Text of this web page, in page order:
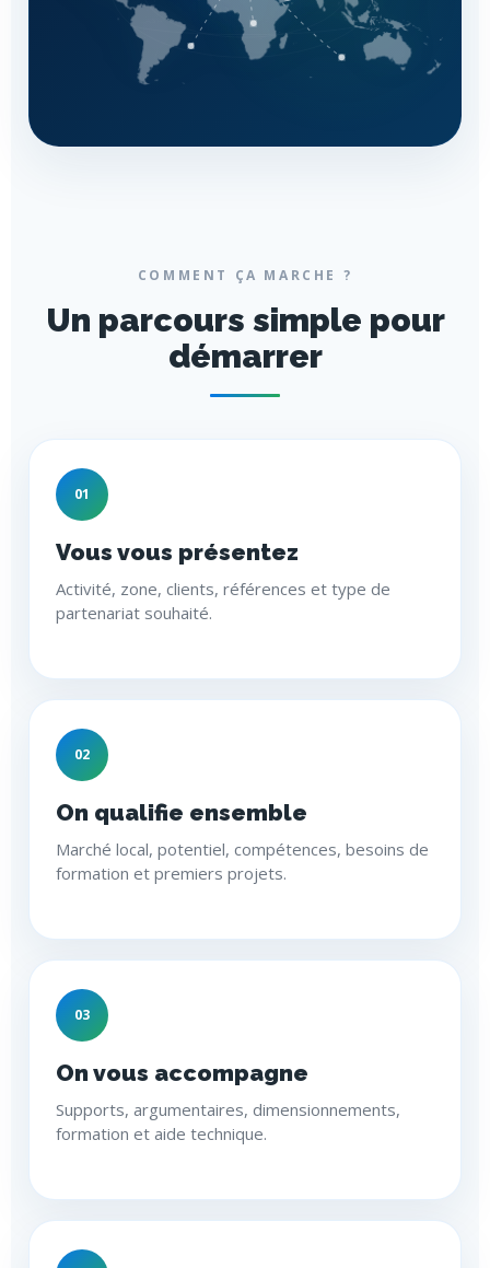
COMMENT ÇA MARCHE ?
Un parcours simple pour
démarrer
01
Vous vous présentez
Activité, zone, clients, références et type de
partenariat souhaité.
02
On qualifie ensemble
Marché local, potentiel, compétences, besoins de
formation et premiers projets.
03
On vous accompagne
Supports, argumentaires, dimensionnements,
formation et aide technique.